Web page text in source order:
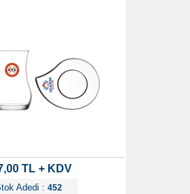
TL + KDV
Adedi : 452